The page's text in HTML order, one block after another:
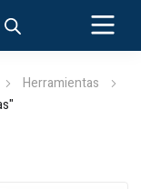
Herramientas